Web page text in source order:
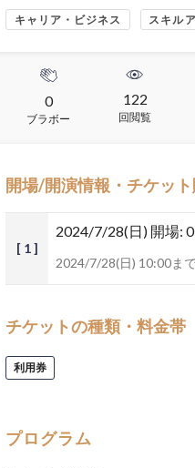
キャリア・ビジネス スキル
0
ブラボー
122
回閲覧
開場/開演情報・チケッ
[ 1 ]
2024/7/28(日) 開場:
2024/7/28(日) 10:00ま
チケットの種類・料金帯
利用券
プログラム